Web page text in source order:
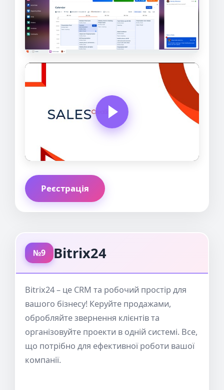
Реєстрація
№9 Bitrix24
Bitrix24 – це CRM та робочий простір для
вашого бізнесу! Керуйте продажами,
обробляйте звернення клієнтів та
організовуйте проекти в одній системі. Все,
що потрібно для ефективної роботи вашої
компанії.